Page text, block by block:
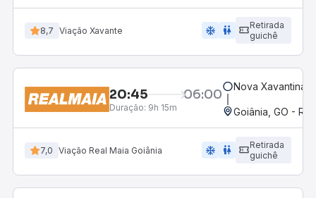
8,7 Viação Xavante ac_unit wc
Retirada
guichê
20:45 06:00
Duração: 9h 15m
Nova Xavantina,
Goiânia, GO -
7,0 Viação Real Maia Goiânia ac_unit wc
Retirada
guichê